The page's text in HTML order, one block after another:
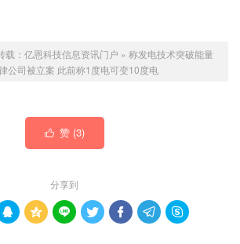
载： 亿恩科技信息资讯门户 » 称发电技术突破能量
公司被立案 此前称1度电可变10度电
 赞 (3)
分享到
      